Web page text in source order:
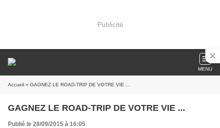
Publicité
MENU
Accueil » GAGNEZ LE ROAD-TRIP DE VOTRE VIE ...
GAGNEZ LE ROAD-TRIP DE VOTRE VIE ...
Publié le 28/09/2015 à 16:05